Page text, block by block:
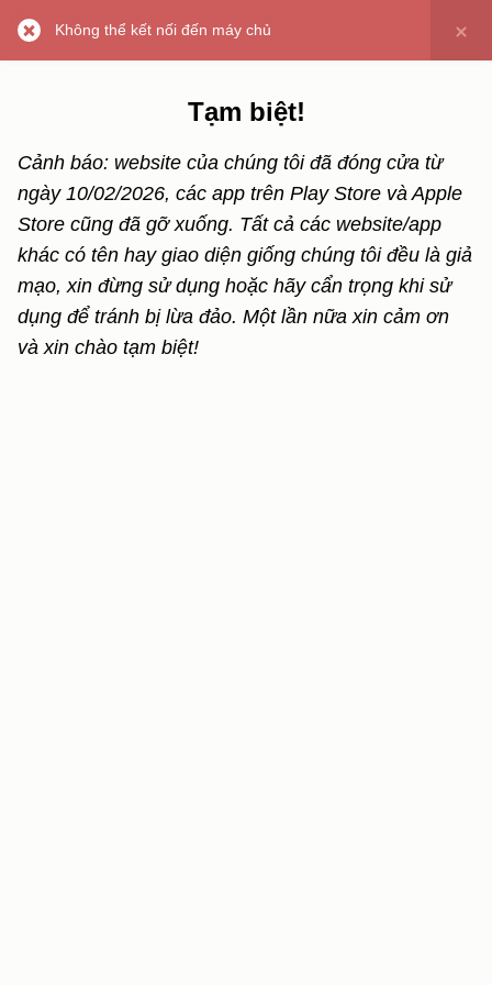
Tạm biệt!
Cảnh báo: website của chúng tôi đã đóng cửa từ
ngày 10/02/2026, các app trên Play Store và Apple
Store cũng đã gỡ xuống. Tất cả các website/app
khác có tên hay giao diện giống chúng tôi đều là giả
mạo, xin đừng sử dụng hoặc hãy cẩn trọng khi sử
dụng để tránh bị lừa đảo. Một lần nữa xin cảm ơn
và xin chào tạm biệt!
Không thể kết nối đến máy chủ